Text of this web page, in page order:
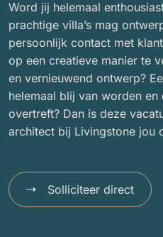
Word jij helemaal
prachtige villa’s mag
persoonlijk contact met
op een creatieve manier te
en vernieuwend ontwerp?
helemaal blij van worden en
overtreft? Dan is deze
architect bij Livingstone jou
Solliciteer direct